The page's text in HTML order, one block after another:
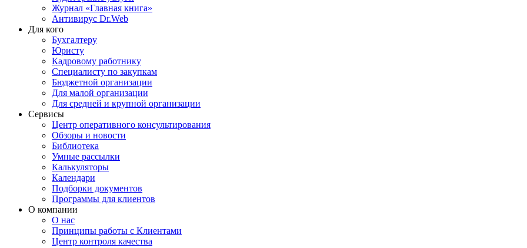
Журнал «Главная книга»
Антивирус Dr.Web
Для кого
Бухгалтеру
Юристу
Кадровому работнику
Специалисту по закупкам
Бюджетной организации
Для малой организации
Для средней и крупной организации
Сервисы
Центр оперативного консультирования
Обзоры и новости
Библиотека
Умные рассылки
Калькуляторы
Календари
Подборки документов
Программы для клиентов
О компании
О нас
Принципы работы с Клиентами
Центр контроля качества